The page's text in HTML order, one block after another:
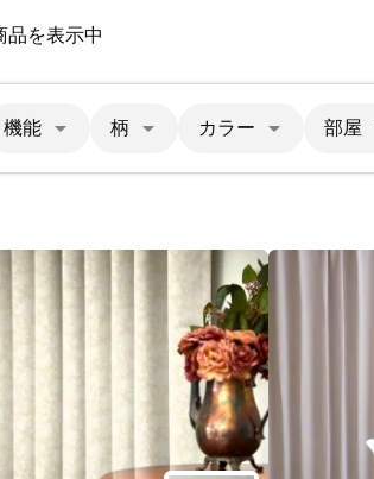
品を表示中
機能 柄 カラー 部屋